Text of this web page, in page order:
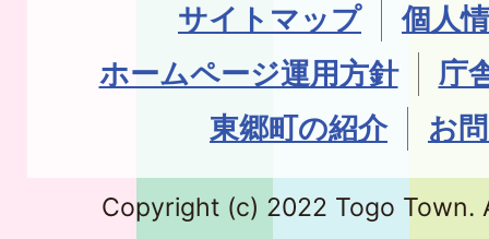
サイトマップ
個人
ホームページ運用方針
庁
東郷町の紹介
お
Copyright (c) 2022 Togo Town.